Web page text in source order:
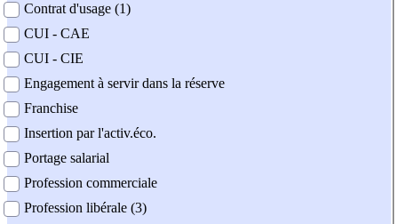
Contrat d'usage (1)
CUI - CAE
CUI - CIE
Engagement à servir dans la réserve
Franchise
Insertion par l'activ.éco.
Portage salarial
Profession commerciale
Profession libérale (3)